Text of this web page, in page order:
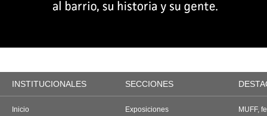
INSTITUCIONALES SECCIONES
Inicio
Exposiciones
MUFF,